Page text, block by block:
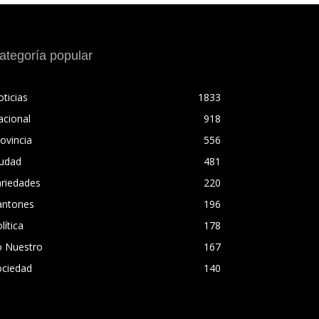
popular
1833
918
556
481
220
196
178
Nuestro
167
140